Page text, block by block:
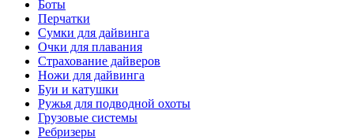
Боты
Перчатки
Сумки для дайвинга
Очки для плавания
Страхование дайверов
Ножи для дайвинга
Буи и катушки
Ружья для подводной охоты
Грузовые системы
Ребризеры